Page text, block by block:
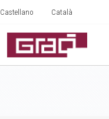
Castellano Català